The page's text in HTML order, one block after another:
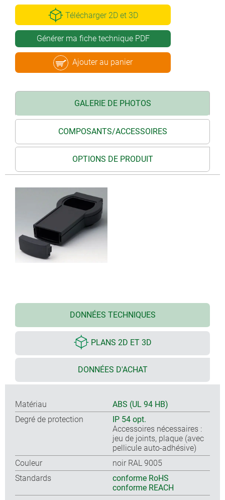
Télécharger 2D et 3D
Générer ma fiche technique PDF
Ajouter au panier
GALERIE DE PHOTOS
COMPOSANTS/ACCESSOIRES
OPTIONS DE PRODUIT
DONNÉES TECHNIQUES
PLANS 2D ET 3D
DONNÉES D'ACHAT
Matériau
ABS (UL 94 HB)
Degré de protection
IP 54 opt.
Accessoires nécessaires :
jeu de joints, plaque (avec
pellicule auto-adhésive)
Couleur
noir RAL 9005
Standards
conforme RoHS
conforme REACH